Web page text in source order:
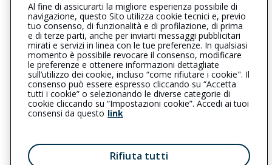
042144202
sandonadipiave@cattolica.it
mietisrl@arubapec.it
L’intermediario è soggetto al controllo dell’IVASS. Consulta il
Registro RUI al seguentelink
Privacy | Cookie |
Il Gruppo Generali
Al fine di assicurarti la migliore esperienza possibile di
navigazione, questo Sito utilizza cookie tecnici e, previo
tuo consenso, di funzionalità e di profilazione, di prima
e di terze parti, anche per inviarti messaggi pubblicitari
mirati e servizi in linea con le tue preferenze. In qualsiasi
momento è possibile revocare il consenso, modificare
le preferenze e ottenere informazioni dettagliate
sull’utilizzo dei cookie, incluso “come rifiutare i cookie". Il
consenso può essere espresso cliccando su “Accetta
tutti i cookie” o selezionando le diverse categorie di
cookie cliccando su “Impostazioni cookie”. Accedi ai tuoi
consensi da questo link
Rifiuta tutti